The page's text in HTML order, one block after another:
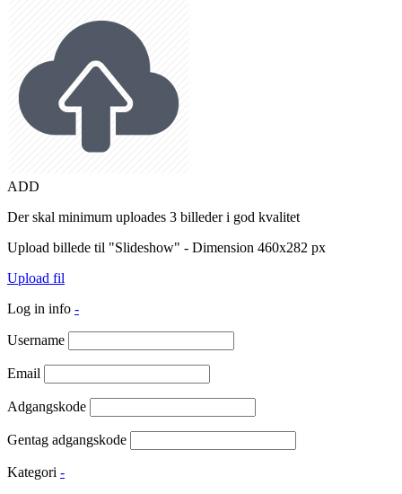
ADD
Der skal minimum uploades 3 billeder i god kvalitet
Upload billede til "Slideshow" - Dimension 460x282 px
Upload fil
Log in info -
Username
Email
Adgangskode
Gentag adgangskode
Kategori -